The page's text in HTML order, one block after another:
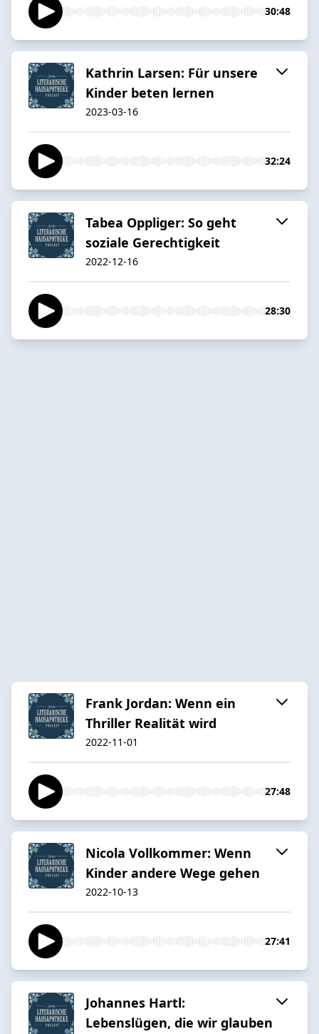
30:48
Kathrin Larsen: Für unsere
Kinder beten lernen
2023-03-16
32:24
Tabea Oppliger: So geht
soziale Gerechtigkeit
2022-12-16
28:30
Frank Jordan: Wenn ein
Thriller Realität wird
2022-11-01
27:48
Nicola Vollkommer: Wenn
Kinder andere Wege gehen
2022-10-13
27:41
Johannes Hartl:
Lebenslügen, die wir glauben